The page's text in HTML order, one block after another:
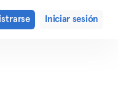
Iniciar sesión